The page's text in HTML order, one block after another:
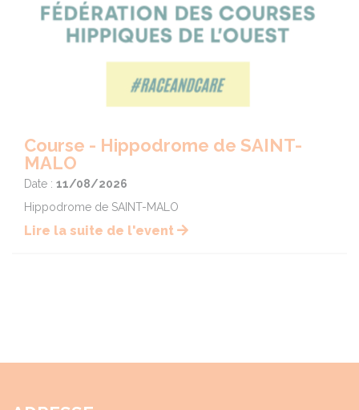
Course - Hippodrome de SAINT-
MALO
Date : 11/08/2026
Hippodrome de SAINT-MALO
Lire la suite de l'event